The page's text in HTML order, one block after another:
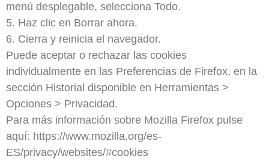
menú desplegable, selecciona Todo.
5. Haz clic en Borrar ahora.
6. Cierra y reinicia el navegador.
Puede aceptar o rechazar las cookies
individualmente en las Preferencias de Firefox, en la
sección Historial disponible en Herramientas >
Opciones > Privacidad.
Para más información sobre Mozilla Firefox pulse
aquí: https://www.mozilla.org/es-
ES/privacy/websites/#cookies